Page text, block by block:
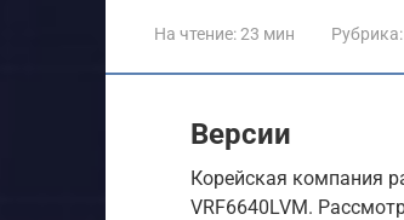
На чтение:23 мин Рубрика:
Версии
Корейская компания
VRF6640LVM.